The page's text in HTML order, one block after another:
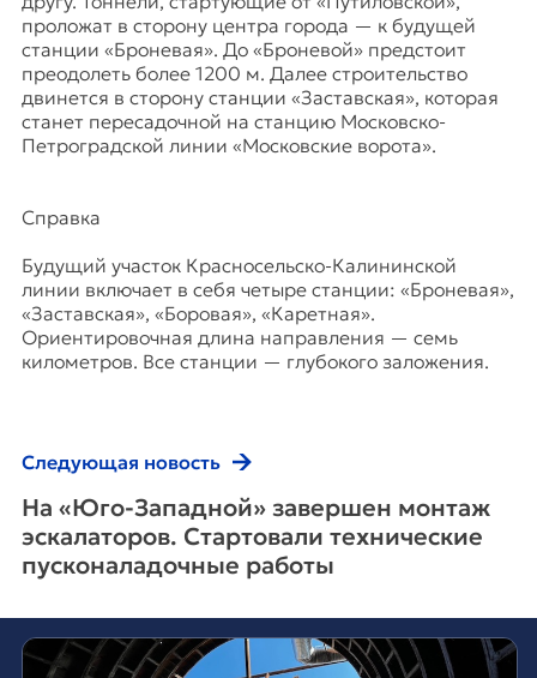
проложат в сторону центра города — к будущей
станции «Броневая». До «Броневой» предстоит
преодолеть более 1200 м. Далее строительство
двинется в сторону станции «Заставская», которая
станет пересадочной на станцию Московско‐
Петроградской линии «Московские ворота».
Справка
Будущий участок Красносельско‐Калининской
линии включает в себя четыре станции: «Броневая»,
«Заставская», «Боровая», «Каретная».
Ориентировочная длина направления — семь
километров. Все станции — глубокого заложения.
Следующая новость
На «Юго‐Западной» завершен монтаж
эскалаторов. Стартовали технические
пусконаладочные работы